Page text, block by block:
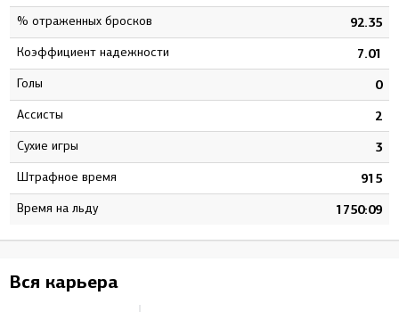
% отраженных бросков 92.35
Коэффициент надежности 7.01
Голы 0
Ассисты 2
Сухие игры 3
штрафное время 915
Время на льду 1750:09
Вся карьера